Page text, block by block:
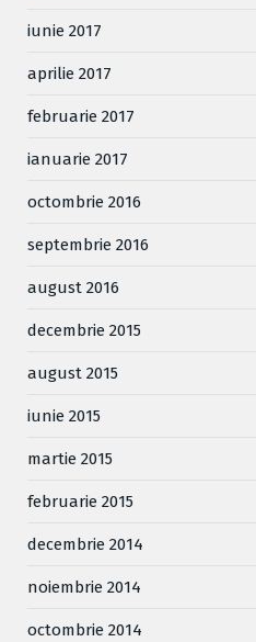
iunie 2017
aprilie 2017
februarie 2017
ianuarie 2017
octombrie 2016
septembrie 2016
august 2016
decembrie 2015
august 2015
iunie 2015
martie 2015
februarie 2015
decembrie 2014
noiembrie 2014
octombrie 2014